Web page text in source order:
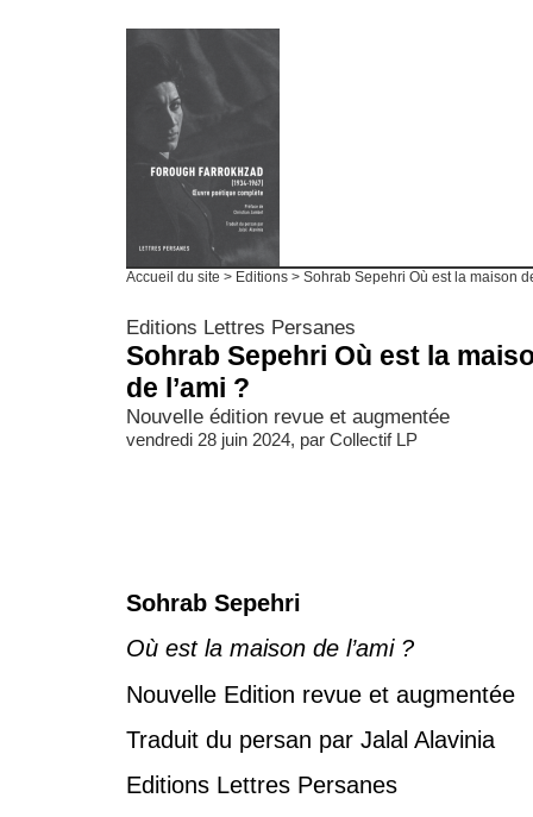
Accueil du site > Editions > Sohrab Sepehri Où est la maison
Editions Lettres Persanes
Sohrab Sepehri Où est la
de l’ami ?
Nouvelle édition revue et augmentée
vendredi 28 juin 2024, par Collectif LP
Sohrab Sepehri
Où est la maison de l’ami ?
Nouvelle Edition revue et augmentée
Traduit du persan par Jalal Alavinia
Editions Lettres Persanes